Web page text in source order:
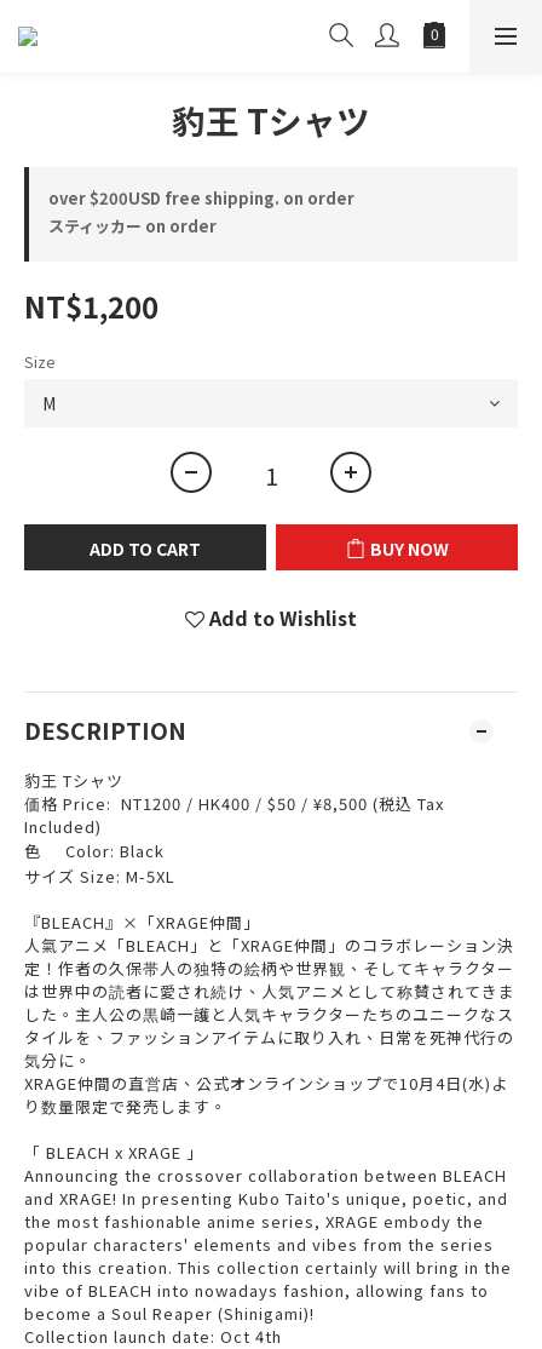
豹王 Tシャツ
over $200USD free shipping. on order
スティッカー on order
NT$1,200
Size
ADD TO CART BUY NOW
Add to Wishlist
DESCRIPTION
豹王 Tシャツ
価格 Price: NT1200 / HK400 / $50 / ¥8,500 (税込 Tax
Included)
色 Color: Black
サイズ Size: M-5XL
『BLEACH』×「XRAGE仲間」
人氣アニメ「BLEACH」と「XRAGE仲間」のコラボレーション決
定！作者の久保帯人の独特の絵柄や世界観、そしてキャラクター
は世界中の読者に愛され続け、人気アニメとして称賛されてきま
した。主人公の黒崎一護と人気キャラクターたちのユニークなス
タイルを、ファッションアイテムに取り入れ、日常を死神代行の
気分に。
XRAGE仲間の直営店、公式オンラインショップで10月4日(水)よ
り数量限定で発売します。
「 BLEACH x XRAGE 」
Announcing the crossover collaboration between BLEACH
and XRAGE! In presenting Kubo Taito's unique, poetic, and
the most fashionable anime series, XRAGE embody the
popular characters' elements and vibes from the series
into this creation. This collection certainly will bring in the
vibe of BLEACH into nowadays fashion, allowing fans to
become a Soul Reaper (Shinigami)!
Collection launch date: Oct 4th